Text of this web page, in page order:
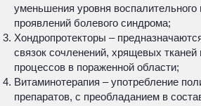
уменьшения уровня
проявлений болевого синдрома;
Хондропротекторы –
связок сочленений, хрящевых
процессов в пораженной области;
Витаминотерапия – употребление
препаратов, с преобладанием в